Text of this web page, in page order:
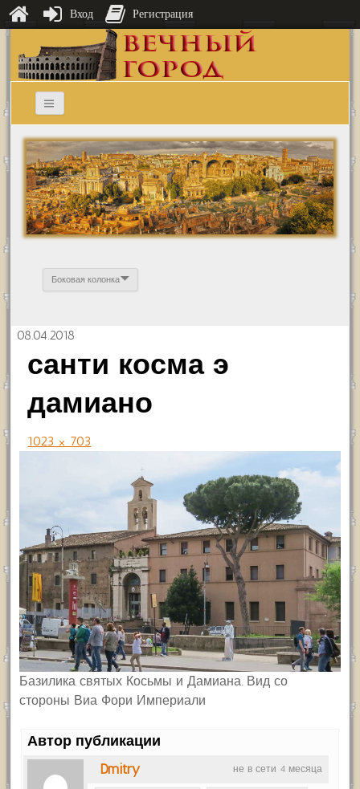
Боковая колонка
08.04.2018
санти косма э
дамиано
1023 × 703
Базилика святых Косьмы и Дамиана. Вид со
стороны Виа Фори Империали
Автор публикации
не в сети 4 месяца
Dmitry
Вход Регистрация